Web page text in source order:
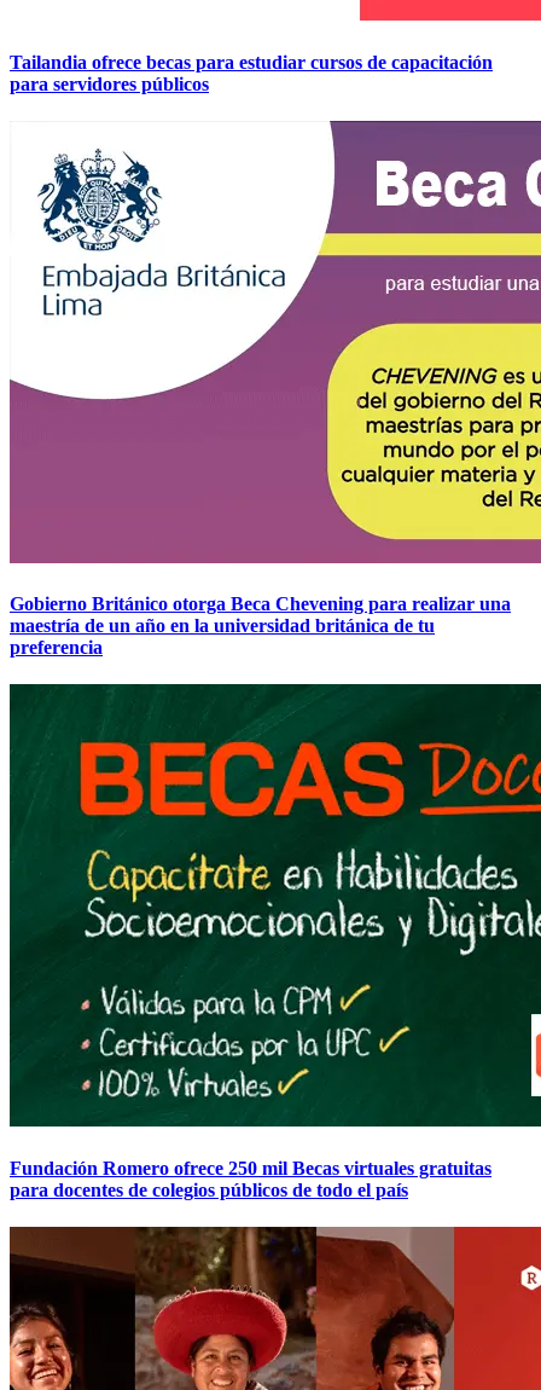
Tailandia ofrece becas para estudiar cursos de capacitación
para servidores públicos
Gobierno Británico otorga Beca Chevening para realizar una
maestría de un año en la universidad británica de tu
preferencia
Fundación Romero ofrece 250 mil Becas virtuales gratuitas
para docentes de colegios públicos de todo el país